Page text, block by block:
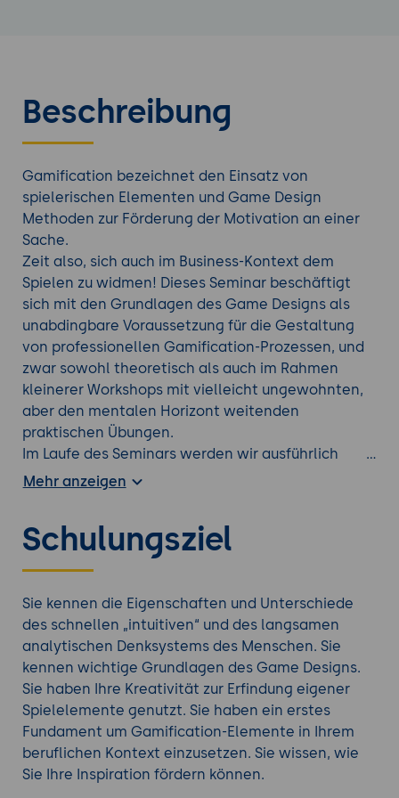
Beschreibung
Gamification bezeichnet den Einsatz von
spielerischen Elementen und Game Design
Methoden zur Förderung der Motivation an einer
Sache.
Zeit also, sich auch im Business-Kontext dem
Spielen zu widmen! Dieses Seminar beschäftigt
sich mit den Grundlagen des Game Designs als
unabdingbare Voraussetzung für die Gestaltung
von professionellen Gamification-Prozessen, und
zwar sowohl theoretisch als auch im Rahmen
kleinerer Workshops mit vielleicht ungewohnten,
aber den mentalen Horizont weitenden
praktischen Übungen.
Im Laufe des Seminars werden wir ausführlich
hinter die Kulissen des Game Designs blicken und
hinsichtlich der Spielmechaniken von den alten
Klassikern? Welche psychologischen Grundlagen
Spielerfahrung? Und wie erfindet man nun
eigentlich ein gutes Spiel bzw. passgenaue
Gamification-Elemente?
Ausgehend von psychologischen Grundlagen des
menschlichen Denkens, welche in der Theorie
erläutert und anhand von Live-Experimenten mit
den Teilnehmenden demonstriert werden, tragen
wir Aspekte zusammen, die zu einer immersiven
Spielerfahrung beitragen können.
Mehr anzeigen
Schulungsziel
Sie kennen die Eigenschaften und Unterschiede
des schnellen „intuitiven“ und des langsamen
analytischen Denksystems des Menschen. Sie
kennen wichtige Grundlagen des Game Designs.
Sie haben Ihre Kreativität zur Erfindung eigener
Spielelemente genutzt. Sie haben ein erstes
Fundament um Gamification-Elemente in Ihrem
beruflichen Kontext einzusetzen. Sie wissen, wie
Sie Ihre Inspiration fördern können.